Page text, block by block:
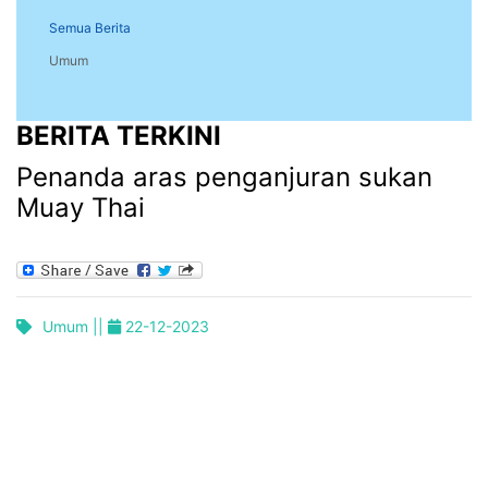
Semua Berita
Umum
BERITA TERKINI
Penanda aras penganjuran sukan
Muay Thai
Umum || 22-12-2023